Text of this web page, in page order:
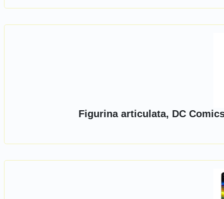
Figurina articulata, DC